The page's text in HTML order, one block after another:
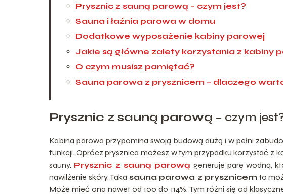
Prysznic z sauną parową – czym jest?
Sauna i łaźnia parowa w domu
Dodatkowe wyposażenie kabiny parowej
Jakie są główne zalety korzystania z kabiny
O czym musisz pamiętać?
Sauna parowa z prysznicem – dlaczego
Prysznic z sauną parową – czym
Kabina parowa przypomina swoją budową dużą i w pełni
funkcji. Oprócz prysznica możesz w tym przypadku korzystać z
sauny. Prysznic z sauną parową generuje parę wodną,
nawilżenie skóry. Taka sauna parowa z prysznicem to
Może mieć ona nawet od 100 do 114%. Tym różni się od